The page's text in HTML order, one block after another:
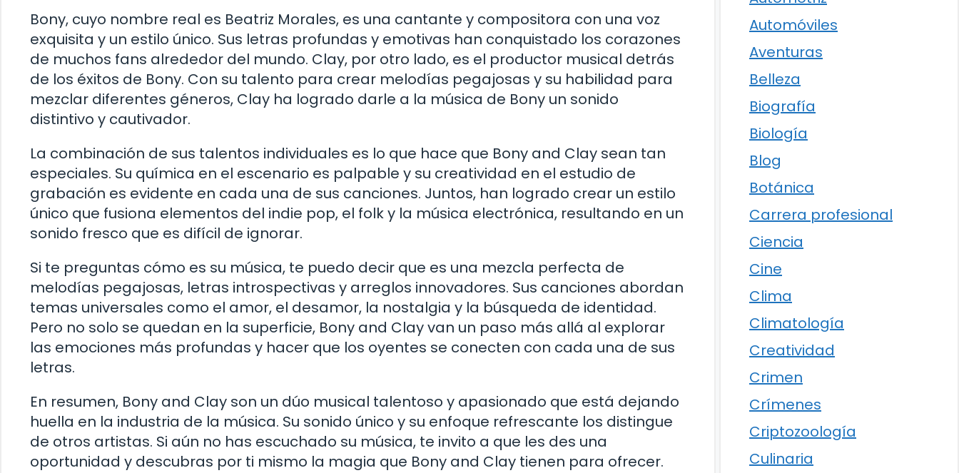
Bony, cuyo nombre real es Beatriz Morales, es una cantante y compositora con una voz
exquisita y un estilo único. Sus letras profundas y emotivas han conquistado los corazones
de muchos fans alrededor del mundo. Clay, por otro lado, es el productor musical detrás
de los éxitos de Bony. Con su talento para crear melodías pegajosas y su habilidad para
mezclar diferentes géneros, Clay ha logrado darle a la música de Bony un sonido
distintivo y cautivador.
La combinación de sus talentos individuales es lo que hace que Bony and Clay sean tan
especiales. Su química en el escenario es palpable y su creatividad en el estudio de
grabación es evidente en cada una de sus canciones. Juntos, han logrado crear un estilo
único que fusiona elementos del indie pop, el folk y la música electrónica, resultando en un
sonido fresco que es difícil de ignorar.
Si te preguntas cómo es su música, te puedo decir que es una mezcla perfecta de
melodías pegajosas, letras introspectivas y arreglos innovadores. Sus canciones abordan
temas universales como el amor, el desamor, la nostalgia y la búsqueda de identidad.
Pero no solo se quedan en la superficie, Bony and Clay van un paso más allá al explorar
las emociones más profundas y hacer que los oyentes se conecten con cada una de sus
letras.
En resumen, Bony and Clay son un dúo musical talentoso y apasionado que está dejando
huella en la industria de la música. Su sonido único y su enfoque refrescante los distingue
de otros artistas. Si aún no has escuchado su música, te invito a que les des una
oportunidad y descubras por ti mismo la magia que Bony and Clay tienen para ofrecer.
Automóviles
Aventuras
Belleza
Biografía
Biología
Blog
Botánica
Carrera profesional
Ciencia
Cine
Clima
Climatología
Creatividad
Crimen
Crímenes
Criptozoología
Culinaria